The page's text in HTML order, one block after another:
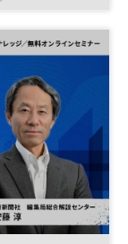
参加無料